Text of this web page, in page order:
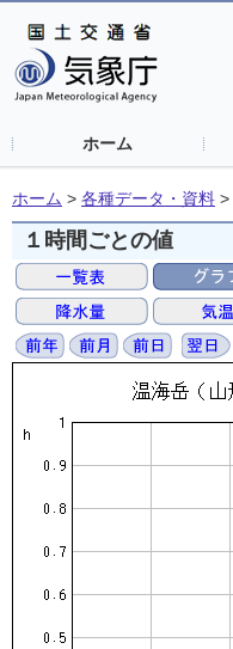
ホーム
ホーム > 各種データ・資料 >
１時間ごとの値